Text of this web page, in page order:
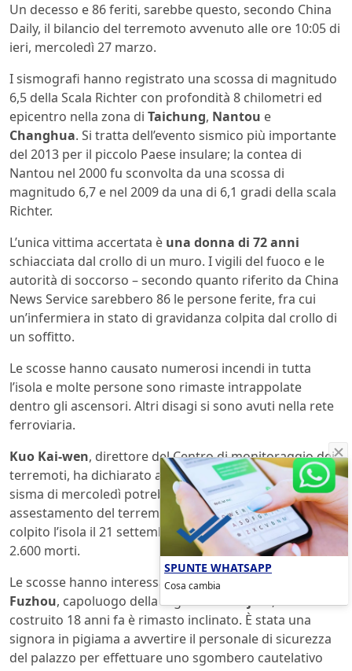
Un decesso e 86 feriti, sarebbe questo, secondo China
Daily, il bilancio del terremoto avvenuto alle ore 10:05 di
ieri, mercoledì 27 marzo.
I sismografi hanno registrato una scossa di magnitudo
6,5 della Scala Richter con profondità 8 chilometri ed
epicentro nella zona di Taichung, Nantou e
Changhua. Si tratta dell’evento sismico più importante
del 2013 per il piccolo Paese insulare; la contea di
Nantou nel 2000 fu sconvolta da una scossa di
magnitudo 6,7 e nel 2009 da una di 6,1 gradi della scala
Richter.
L’unica vittima accertata è una donna di 72 anni
schiacciata dal crollo di un muro. I vigili del fuoco e le
autorità di soccorso – secondo quanto riferito da China
News Service sarebbero 86 le persone ferite, fra cui
un’infermiera in stato di gravidanza colpita dal crollo di
un soffitto.
Le scosse hanno causato numerosi incendi in tutta
l’isola e molte persone sono rimaste intrappolate
dentro gli ascensori. Altri disagi si sono avuti nella rete
ferroviaria.
Kuo Kai-wen, direttore del Centro di monitoraggio dei
terremoti, ha dichiarato alla Xinhua News Agency che il
sisma di mercoledì potrebbe essere stata una scossa di
assestamento del terremoto di magnitudo 7,6 che ha
colpito l’isola il 21 settembre 1999, lasciando più di
2.600 morti.
Le scosse hanno interessato anche le zone costiere; a
Fuzhou, capoluogo della regione delFujian, un edificio
costruito 18 anni fa è rimasto inclinato. È stata una
signora in pigiama a avvertire il personale di sicurezza
del palazzo per effettuare uno sgombero cautelativo
SPUNTE WHATSAPP
Cosa cambia